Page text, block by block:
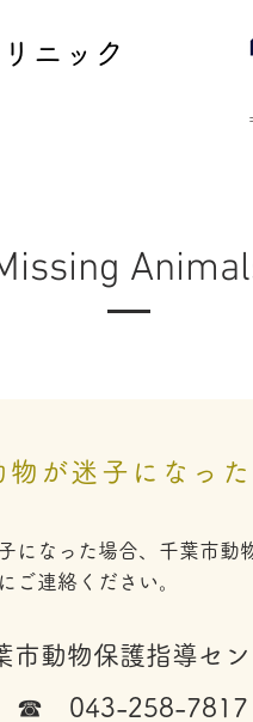
ニック
物が迷子になっ
になった場合、千葉市動
ご連絡ください。
市動物保護指導セ
☎ 043-258-7817